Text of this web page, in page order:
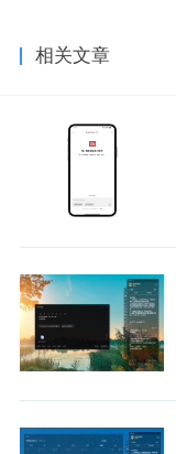
相关文章